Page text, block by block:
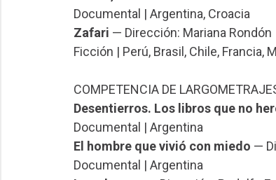
Documental | Argentina, Croacia
Zafari — Dirección: Mariana Rondón
Ficción | Perú, Brasil, Chile, Francia,
COMPETENCIA DE
Desentierros. Los libros que no
Documental | Argentina
El hombre que vivió con miedo —
Documental | Argentina